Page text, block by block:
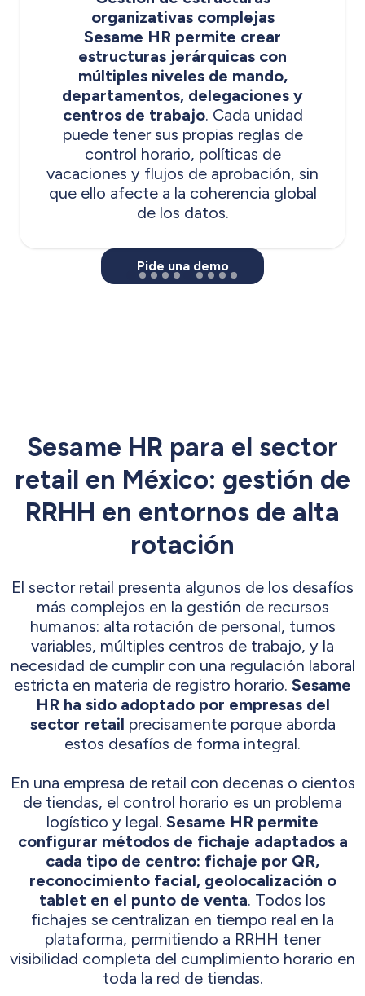
organizativas complejas
Sesame HR permite crear
estructuras jerárquicas con
múltiples niveles de mando,
departamentos, delegaciones y
centros de trabajo. Cada unidad
puede tener sus propias reglas de
control horario, políticas de
vacaciones y flujos de aprobación, sin
que ello afecte a la coherencia global
de los datos.
Pide una demo
Sesame HR para el sector
retail en México: gestión de
RRHH en entornos de alta
rotación
El sector retail presenta algunos de los desafíos
más complejos en la gestión de recursos
humanos: alta rotación de personal, turnos
variables, múltiples centros de trabajo, y la
necesidad de cumplir con una regulación laboral
estricta en materia de registro horario. Sesame
HR ha sido adoptado por empresas del
sector retail precisamente porque aborda
estos desafíos de forma integral.
En una empresa de retail con decenas o cientos
de tiendas, el control horario es un problema
logístico y legal. Sesame HR permite
configurar métodos de fichaje adaptados a
cada tipo de centro: fichaje por QR,
reconocimiento facial, geolocalización o
tablet en el punto de venta. Todos los
fichajes se centralizan en tiempo real en la
plataforma, permitiendo a RRHH tener
visibilidad completa del cumplimiento horario en
toda la red de tiendas.